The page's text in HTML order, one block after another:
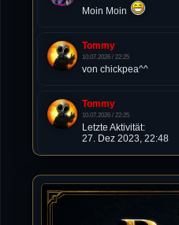
Moin Moin
Tommy
10.07.2026 / 22:25
von chickpea^^
Tommy
10.07.2026 / 22:25
Letzte Aktivität:
27. Dez 2023, 22:48
DieWildeHilde
10.07.2026 / 12:48
Happy Birthday